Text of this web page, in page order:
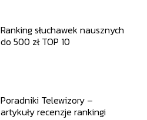
Ranking słuchawek nausznych
do 500 zł TOP 10
Poradniki Telewizory –
artykuły recenzje rankingi